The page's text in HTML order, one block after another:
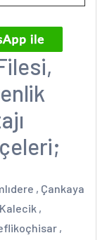
, Çankaya
,
,